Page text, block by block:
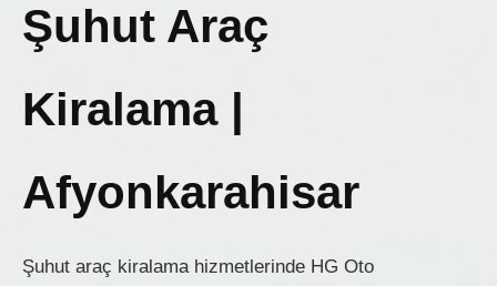
Şuhut Araç
Kiralama |
Afyonkarahisar
Şuhut araç kiralama hizmetlerinde HG Oto